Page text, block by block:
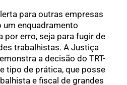
para outras empresas
enquadramento
por erro, seja para fugir de
trabalhistas. A Justiça
a decisão do TRT-
tipo de prática, que posse
e fiscal de grandes